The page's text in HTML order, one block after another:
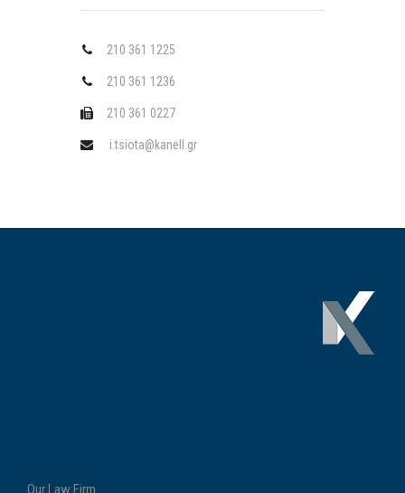
210 361 1225
210 361 1236
210 361 0227
i.tsiota@kanell.gr
Our Law Firm